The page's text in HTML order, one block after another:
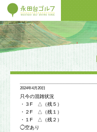
2024年4月20日
只今の混雑状況
・３F △（残５）
・２F △（残１）
・１F △（残２）
◯空あり